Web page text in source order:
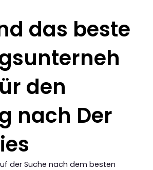
das beste
den
nach Der
der Suche nach dem besten